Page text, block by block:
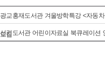
광교홍재도서관 겨울방학특강 <자동
모집
선경도서관 어린이자료실 북큐레이션